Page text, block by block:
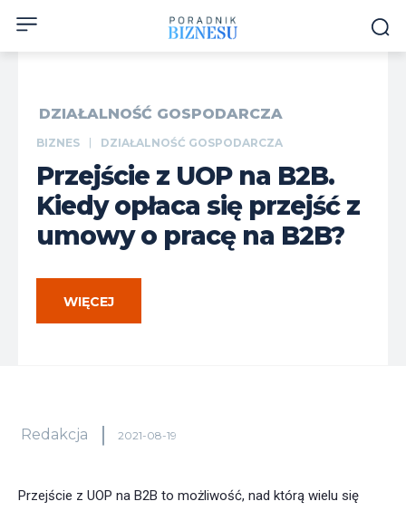
DZIAŁALNOŚĆ GOSPODARCZA
BIZNES DZIAŁALNOŚĆ GOSPODARCZA
Przejście z UOP na B2B.
Kiedy opłaca się przejść z
umowy o pracę na B2B?
WIĘCEJ
Redakcja 2021-08-19
Przejście z UOP na B2B to możliwość, nad którą wielu się